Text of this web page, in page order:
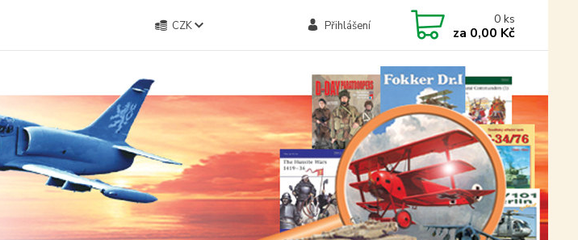
CZK Přihlášení 0 ks
za 0,00 Kč